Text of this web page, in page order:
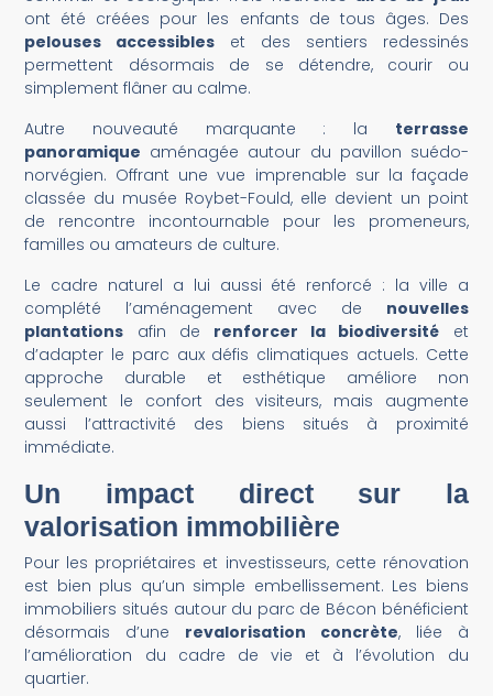
ont été créées pour les enfants de tous âges. Des
pelouses accessibles et des sentiers redessinés
permettent désormais de se détendre, courir ou
simplement flâner au calme.
Autre nouveauté marquante : la terrasse
panoramique aménagée autour du pavillon suédo-
norvégien. Offrant une vue imprenable sur la façade
classée du musée Roybet-Fould, elle devient un point
de rencontre incontournable pour les promeneurs,
familles ou amateurs de culture.
Le cadre naturel a lui aussi été renforcé : la ville a
complété l’aménagement avec de nouvelles
plantations afin de renforcer la biodiversité et
d’adapter le parc aux défis climatiques actuels. Cette
approche durable et esthétique améliore non
seulement le confort des visiteurs, mais augmente
aussi l’attractivité des biens situés à proximité
immédiate.
Un impact direct sur la
valorisation immobilière
Pour les propriétaires et investisseurs, cette rénovation
est bien plus qu’un simple embellissement. Les biens
immobiliers situés autour du parc de Bécon bénéficient
désormais d’une revalorisation concrète, liée à
l’amélioration du cadre de vie et à l’évolution du
quartier.